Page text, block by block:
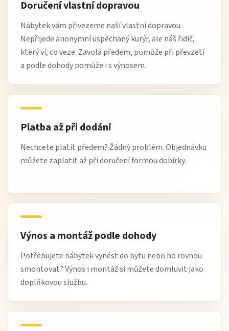
Doručení vlastní dopravou
Nábytek vám přivezeme naší vlastní dopravou.
Nepřijede anonymní uspěchaný kurýr, ale náš řidič,
který ví, co veze. Zavolá předem, pomůže při převzetí
a podle dohody pomůže i s výnosem.
Platba až při dodání
Nechcete platit předem? Žádný problém. Objednávku
můžete zaplatit až při doručení formou dobírky.
Výnos a montáž podle dohody
Potřebujete nábytek vynést do bytu nebo ho rovnou
smontovat? Výnos i montáž si můžete domluvit jako
doplňkovou službu.